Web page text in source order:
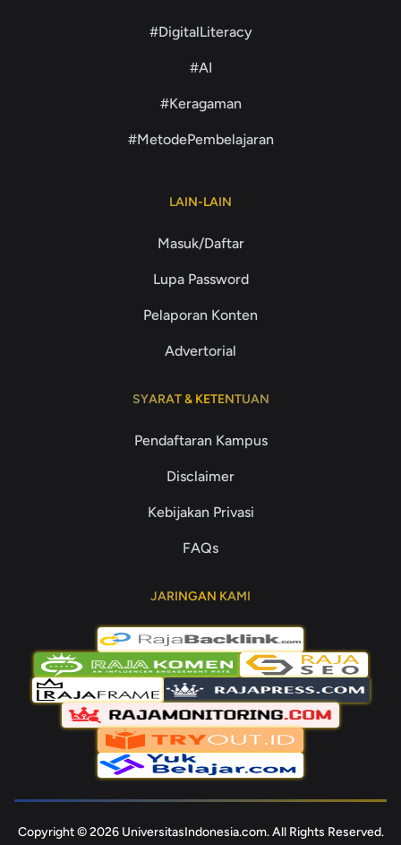
#DigitalLiteracy
#AI
#Keragaman
#MetodePembelajaran
LAIN-LAIN
Masuk/Daftar
Lupa Password
Pelaporan Konten
Advertorial
SYARAT & KETENTUAN
Pendaftaran Kampus
Disclaimer
Kebijakan Privasi
FAQs
JARINGAN KAMI
Copyright © 2026 UniversitasIndonesia.com. All Rights Reserved.